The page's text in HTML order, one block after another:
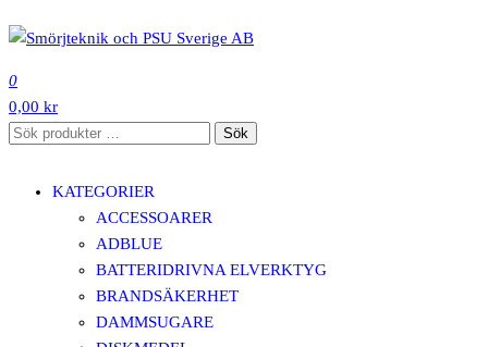
till
innehåll
0
0,00 kr
Sök
Sök
KATEGORIER
ACCESSOARER
ADBLUE
BATTERIDRIVNA ELVERKTYG
BRANDSÄKERHET
DAMMSUGARE